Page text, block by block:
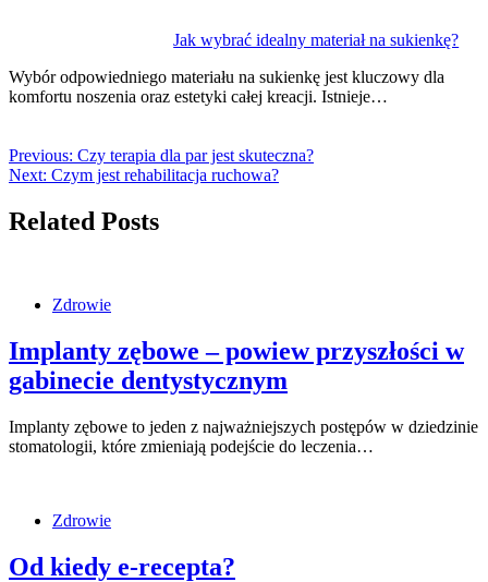
Jak wybrać idealny materiał na sukienkę?
Wybór odpowiedniego materiału na sukienkę jest kluczowy dla
komfortu noszenia oraz estetyki całej kreacji. Istnieje…
Previous: Czy terapia dla par jest skuteczna?
Next: Czym jest rehabilitacja ruchowa?
Related Posts
Zdrowie
Implanty zębowe – powiew przyszłości w
gabinecie dentystycznym
Implanty zębowe to jeden z najważniejszych postępów w dziedzinie
stomatologii, które zmieniają podejście do leczenia…
Zdrowie
Od kiedy e-recepta?